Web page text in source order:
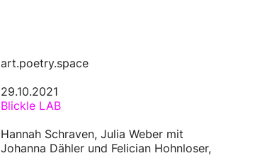
art.poetry.space
29.10.2021
Blickle LAB
Hannah Schraven, Julia Weber mit
Johanna Dähler und Felician Hohnloser,